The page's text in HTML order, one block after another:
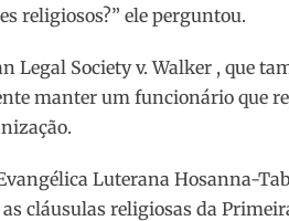
religiosos?” ele perguntou.
Legal Society v. Walker , que
manter um funcionário que
Luterana Hosanna-
as cláusulas religiosas da